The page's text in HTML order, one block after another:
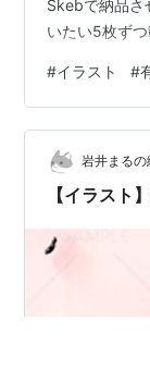
Skebで納品さ
いたい5枚ずつ
#イラスト #
岩井まる
【イラス